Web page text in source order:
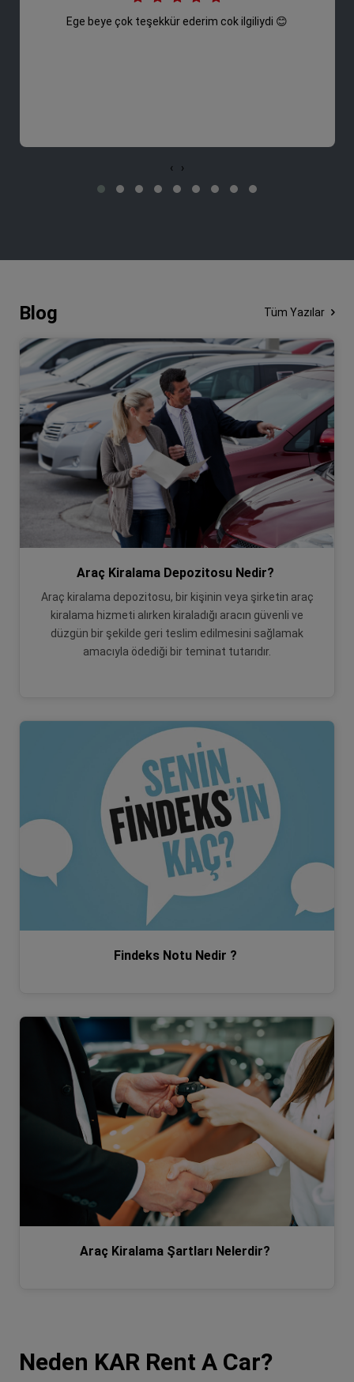
Ege beye çok teşekkür ederim cok ilgiliydi 😊
‹ ›
Blog Tüm Yazılar
Araç Kiralama Depozitosu Nedir?
Araç kiralama depozitosu, bir kişinin veya şirketin araç
kiralama hizmeti alırken kiraladığı aracın güvenli ve
düzgün bir şekilde geri teslim edilmesini sağlamak
amacıyla ödediği bir teminat tutarıdır.
Findeks Notu Nedir ?
Araç Kiralama Şartları Nelerdir?
Neden KAR Rent A Car?